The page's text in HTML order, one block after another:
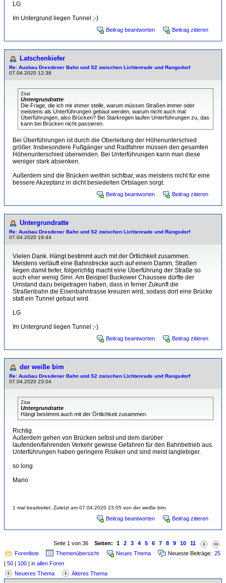
LG
Im Untergrund liegen Tunnel ;-)
Beitrag beantworten Beitrag zitieren
Latschenkiefer
Re: Ausbau Dresdener Bahn und S2 zwischen Lichtenrade und Rangsdorf
07.04.2020 12:38
Zitat
Untergrundratte
Die Frage, die ich mir immer stelle, warum müssen Straßen immer oder
meistens als Unterführungen gebaut werden, warum nicht auch mal
Überführungen, also Brücken? Bei Starkregen laufen Unterführungen zu, das
kann bei Brücken nicht passieren.
Bei Überführungen ist durch die Oberleitung der Höhenunterschied
größer. Insbesondere Fußgänger und Radfahrer müssen den gesamten
Höhenunterschied überwinden. Bei Unterführungen kann man diese
weniger stark absenken.
Außerdem sind die Brücken weithin sichtbar, was meistens nicht für eine
bessere Akzeptanz in dicht besiedelten Ortslagen sorgt.
Beitrag beantworten Beitrag zitieren
Untergrundratte
Re: Ausbau Dresdener Bahn und S2 zwischen Lichtenrade und Rangsdorf
07.04.2020 19:44
Vielen Dank. Hängt bestimmt auch mit der Örtlichkeit zusammen.
Meistens verläuft eine Bahnstrecke auch auf einem Damm, Straßen
liegen damit tiefer, folgerichtig macht eine Überführung der Straße so
auch eher wenig Sinn. Am Beispiel Buckower Chaussee dürfte der
Umstand dazu beigetragen haben, dass in ferner Zukunft die
Straßenbahn die Eisenbahntrasse kreuzen wird, sodass dort eine Brücke
statt ein Tunnel gebaut wird.
LG
Im Untergrund liegen Tunnel ;-)
Beitrag beantworten Beitrag zitieren
der weiße bim
Re: Ausbau Dresdener Bahn und S2 zwischen Lichtenrade und Rangsdorf
07.04.2020 23:04
Zitat
Untergrundratte
Hängt bestimmt auch mit der Örtlichkeit zusammen.
Richtig.
Außerdem gehen von Brücken selbst und dem darüber
laufenden/fahrenden Verkehr gewisse Gefahren für den Bahnbetrieb aus.
Unterführungen haben geringere Risiken und sind meist langlebiger.
so long
Mario
1 mal bearbeitet. Zuletzt am 07.04.2020 23:05 von der weiße bim.
Beitrag beantworten Beitrag zitieren
Seite 1 von 36 Seiten: 1 2 3 4 5 6 7 8 9 10
11
Forenliste
Themenübersicht Neues Thema Neueste Beiträge: 25
| 50 | 100 | in allen Foren
Neueres Thema
Älteres Thema